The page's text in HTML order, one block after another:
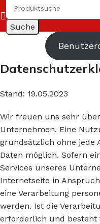
Suche
Stand: 19.05.2023
Wir freuen uns sehr
Unternehmen. Eine
grundsätzlich ohne jede
Daten möglich. Sofern
Services unseres
Internetseite in
eine Verarbeitung
werden. Ist die
erforderlich und besteht